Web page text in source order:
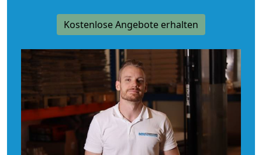
Kostenlose Angebote erhalten